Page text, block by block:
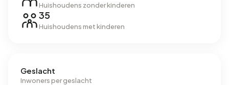
Huishoudens zonder kinderen
35
Huishoudens met kinderen
Geslacht
Inwoners per geslacht